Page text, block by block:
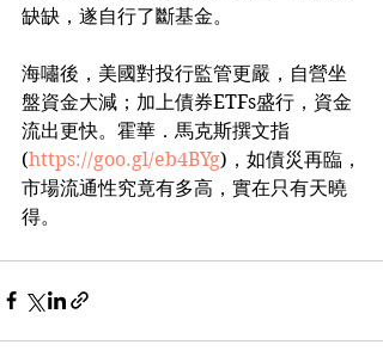
缺缺，遂自行了斷基金。
海嘯後，美國對投行監管更嚴，自營坐
盤資金大減；加上債券ETFs盛行，資金
流出更快。霍華．馬克斯撰文指
(https://goo.gl/eb4BYg)，如債災再臨，
市場流通性究竟有多高，實在只有天曉
得。